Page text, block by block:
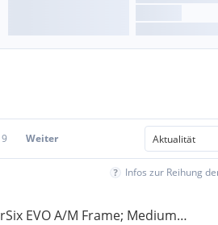
9 Weiter
Infos zur Reihung
EVO A/M Frame; Medium